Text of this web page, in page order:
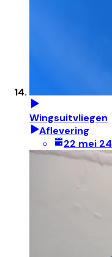
Wingsuitvliegen
Aflevering
22 mei 24